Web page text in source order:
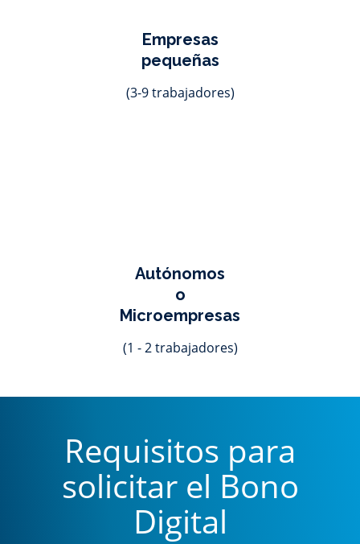
Empresas
pequeñas
(3-9 trabajadores)
Autónomos
o
Microempresas
(1 - 2 trabajadores)
Requisitos para
solicitar el Bono
Digital